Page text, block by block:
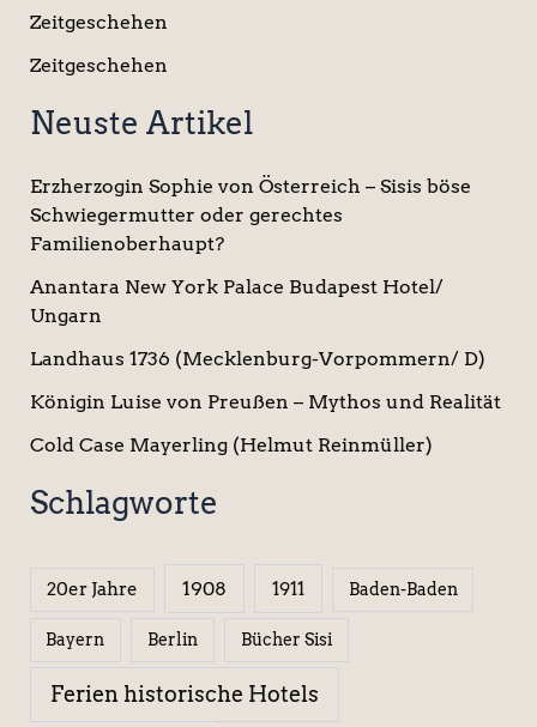
Zeitgeschehen
Zeitgeschehen
Neuste Artikel
Erzherzogin Sophie von Österreich – Sisis böse
Schwiegermutter oder gerechtes
Familienoberhaupt?
Anantara New York Palace Budapest Hotel/
Ungarn
Landhaus 1736 (Mecklenburg-Vorpommern/ D)
Königin Luise von Preußen – Mythos und Realität
Cold Case Mayerling (Helmut Reinmüller)
Schlagworte
20er Jahre 1908 1911 Baden-Baden
Bayern Berlin Bücher Sisi
Ferien historische Hotels